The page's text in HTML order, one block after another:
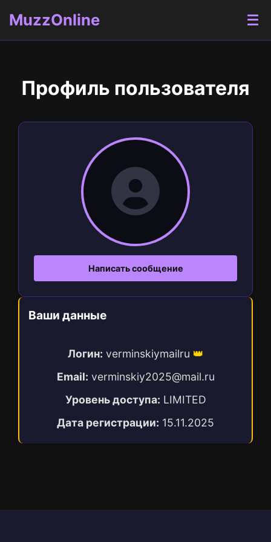
MuzzOnline
Профиль пользователя
Написать сообщение
Ваши данные
Логин: verminskiymailru 👑
Email: verminskiy2025@mail.ru
Уровень доступа: LIMITED
Дата регистрации: 15.11.2025